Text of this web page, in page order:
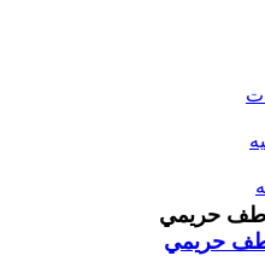
حريمي
حريمي